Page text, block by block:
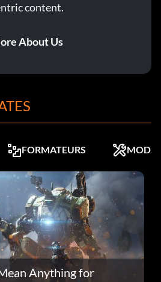
content.
About Us
FORMATEURS MODS
Anything for